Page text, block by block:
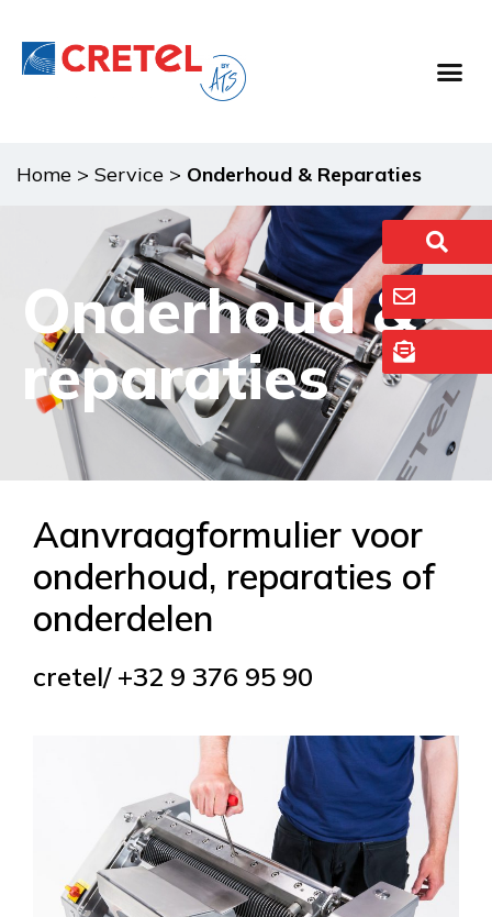
Home > Service > Onderhoud & Reparaties
Onderhoud &
reparaties
Aanvraagformulier voor
onderhoud, reparaties of
onderdelen
cretel/ +32 9 376 95 90